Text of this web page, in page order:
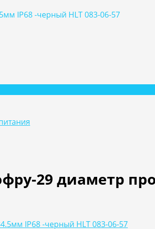
IP68 -черный HLT 083-06-57
29 диаметр